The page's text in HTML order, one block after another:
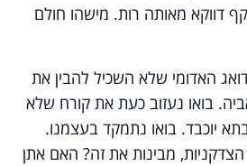
דווקא מאותה רות. מישהו חולם
האדומי שלא השכיל להבין את
בואו נעזוב כעת את קורח שלא
יוכבד. בואו נתמקד בעצמנו.
מבינות את זה? האם אתן